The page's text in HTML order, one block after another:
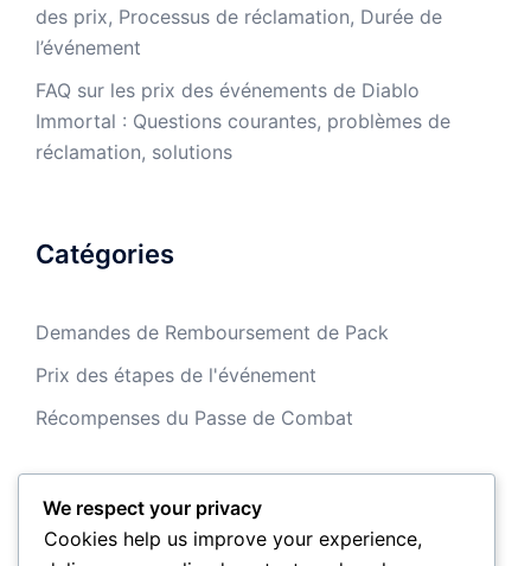
des prix, Processus de réclamation, Durée de
l’événement
FAQ sur les prix des événements de Diablo
Immortal : Questions courantes, problèmes de
réclamation, solutions
Catégories
Demandes de Remboursement de Pack
Prix des étapes de l'événement
Récompenses du Passe de Combat
Archives
We respect your privacy
Cookies help us improve your experience,